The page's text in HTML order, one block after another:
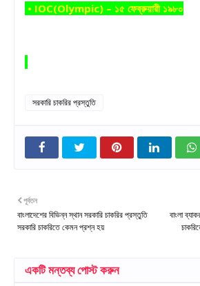
• IOC(Olympic) – ১৫ ফেব্রুয়ারী ১৯৮০
সরকারি চাকরির প্রস্তুতি
বাংলা
পূর্বতন
বাংলাদেশের বিভিন্ন স্থান সরকারি চাকরির প্রস্তুতি
সরকারি চাকরিতে কেমন প্রশ্ন হয়
একটি মন্তব্য পোস্ট করুন